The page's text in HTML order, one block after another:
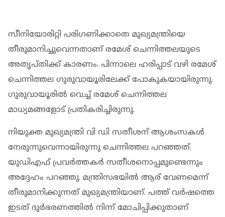
സീനിയോരിറ്റി പരിഗണിക്കാതെ മുഖ്യമന്ത്രിയെ
തീരുമാനിച്ചുവെന്നതാണ് രമേശ് ചെന്നിത്തലയുടെ
അതൃപ്തിക്ക് കാരണം. പിന്നാലെ ഹരിപ്പാട് വഴി രമേശ്
ചെന്നിത്തല ഗുരുവായൂരിലേക്ക് പോകുകയായിരുന്നു.
ഗുരുവായൂരിൽ വെച്ച് രമേശ് ചെന്നിത്തല
മാധ്യമങ്ങളോട് പ്രതികരിച്ചിരുന്നു.
നിയുക്ത മുഖ്യമന്ത്രി വി ഡി സതീശന് ആശംസകള്‍
നേരുന്നുവെന്നായിരുന്നു ചെന്നിത്തല പറഞ്ഞത്.
യുഡിഎഫ് പ്രവര്‍ത്തകര്‍ സതീശനൊപ്പമുണ്ടെന്നും
അദ്ദേഹം പറഞ്ഞു. മന്ത്രിസഭയില്‍ ആര് വേണമെന്ന്
തീരുമാനിക്കുന്നത് മുഖ്യമന്ത്രിയാണ്. പത്ത് വര്‍ഷത്തെ
ഇടത് ദുര്‍ഭരണത്തില്‍ നിന്ന് മോചിപ്പിക്കുതാണ്